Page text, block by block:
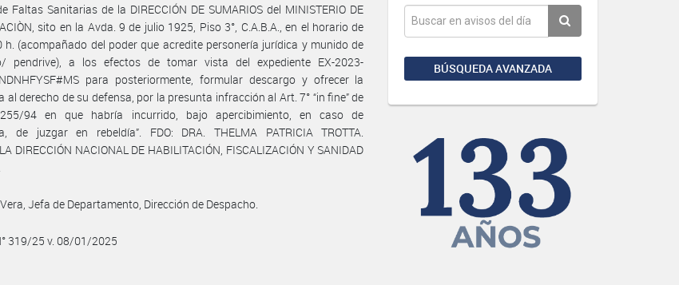
BÚSQUEDA AVANZADA
Faltas Sanitarias de la DIRECCIÓN DE SUMARIOS del MINISTERIO DE
sito en la Avda. 9 de julio 1925, Piso 3°, C.A.B.A., en el horario de
h. (acompañado del poder que acredite personería jurídica y munido de
pendrive), a los efectos de tomar vista del expediente EX-2023-
para posteriormente, formular descargo y ofrecer la
al derecho de su defensa, por la presunta infracción al Art. 7° “in fine” de
94 en que habría incurrido, bajo apercibimiento, en caso de
de juzgar en rebeldía”. FDO: DRA. THELMA PATRICIA TROTTA.
DIRECCIÓN NACIONAL DE HABILITACIÓN, FISCALIZACIÓN Y SANIDAD
Jefa de Departamento, Dirección de Despacho.
319/25 v. 08/01/2025